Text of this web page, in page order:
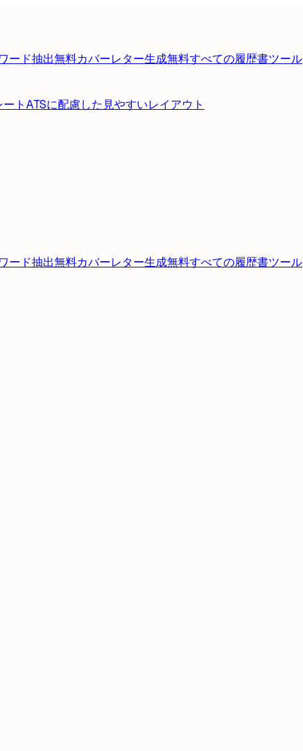
ード抽出無料カバーレター生成無料すべての履歴書ツール
トATSに配慮した見やすいレイアウト
ード抽出無料カバーレター生成無料すべての履歴書ツール